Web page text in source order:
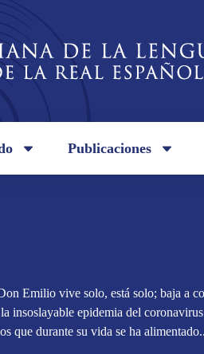
Publicaciones
Emilio vive solo, está solo; baja a
insoslayable epidemia del
que durante su vida se ha